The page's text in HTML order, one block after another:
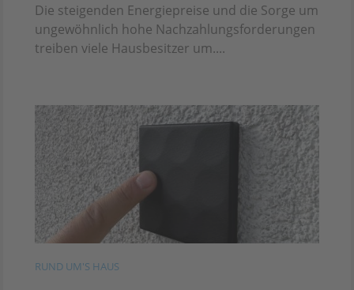
Die steigenden Energiepreise und die Sorge um
ungewöhnlich hohe Nachzahlungsforderungen
treiben viele Hausbesitzer um....
RUND UM'S HAUS